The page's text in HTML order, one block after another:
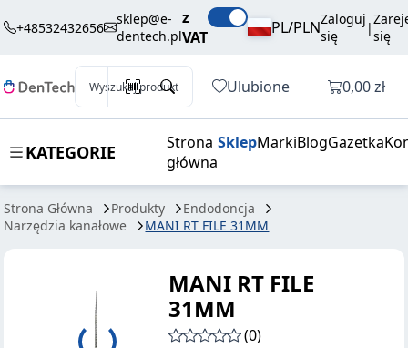
+48532432656
sklep@e-
dentech.pl
z
VAT
PL/PLNZaloguj
się
|się
Wyszukaj produkt Ulubione Otwórz
0,00 zł
KATEGORIE
Strona
główna
SklepMarkiBlogGazetka
Strona Główna Produkty
Endodoncja
Narzędzia kanałowe
MANI RT FILE 31MM
31MM
brutto / szt.
MANI RT FILE
31MM
(0)